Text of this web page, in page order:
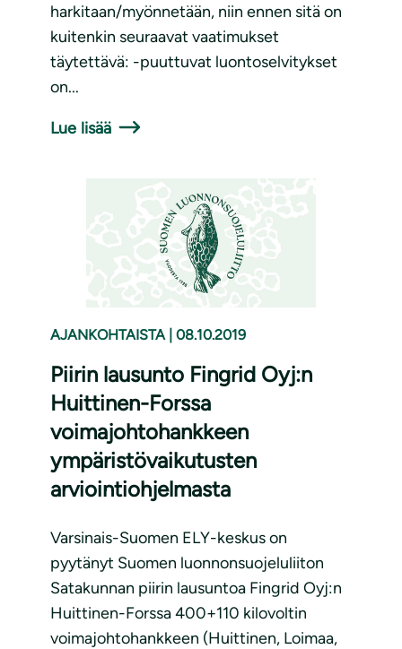
harkitaan/myönnetään, niin ennen sitä on
kuitenkin seuraavat vaatimukset
täytettävä: -puuttuvat luontoselvitykset
on...
Lue lisää
AJANKOHTAISTA 08.10.2019
Piirin lausunto Fingrid Oyj:n
Huittinen-Forssa
voimajohtohankkeen
ympäristövaikutusten
arviointiohjelmasta
Varsinais-Suomen ELY-keskus on
pyytänyt Suomen luonnonsuojeluliiton
Satakunnan piirin lausuntoa Fingrid Oyj:n
Huittinen-Forssa 400+110 kilovoltin
voimajohtohankkeen (Huittinen, Loimaa,